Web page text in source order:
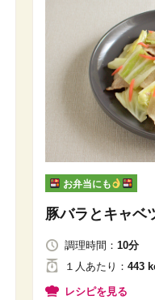
お弁当にも
豚バラとキャベ
調理時間： 10分
１人あたり ： 443
レシピを見る